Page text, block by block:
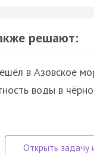
решают:
в Азовское
воды в